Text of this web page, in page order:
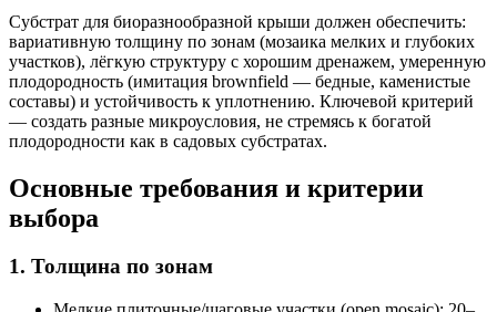
Субстрат для биоразнообразной крыши должен обеспечить:
вариативную толщину по зонам (мозаика мелких и глубоких
участков), лёгкую структуру с хорошим дренажем, умеренную
плодородность (имитация brownfield — бедные, каменистые
составы) и устойчивость к уплотнению. Ключевой критерий
— создать разные микроусловия, не стремясь к богатой
плодородности как в садовых субстратах.
Основные требования и критерии
выбора
1. Толщина по зонам